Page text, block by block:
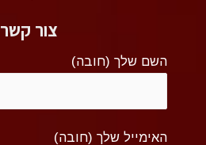
צור קשר
השם שלך (חובה)
האימייל שלך (חובה)